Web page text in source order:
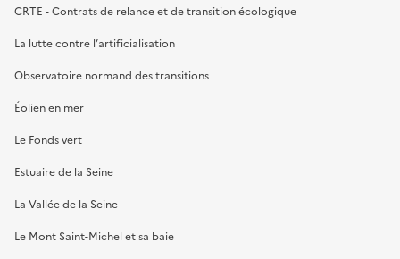
CRTE - Contrats de relance et de transition écologique
La lutte contre l’artificialisation
Observatoire normand des transitions
Éolien en mer
Le Fonds vert
Estuaire de la Seine
La Vallée de la Seine
Le Mont Saint-Michel et sa baie